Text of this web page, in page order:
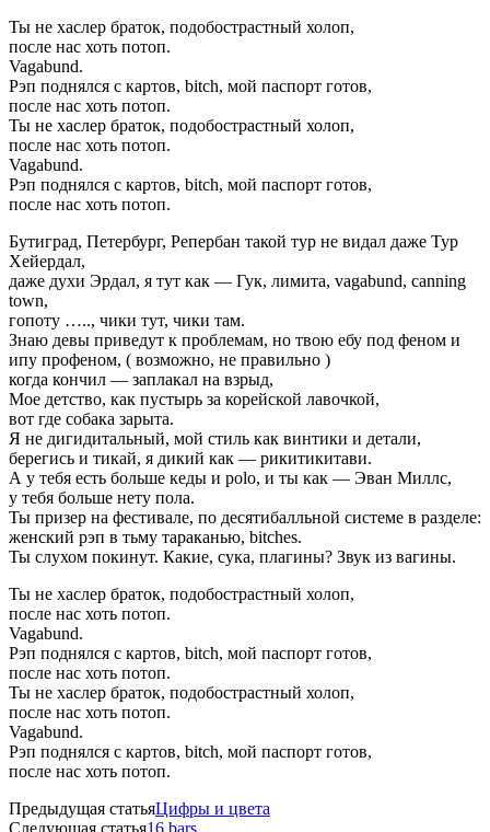
Ты не хаслер браток, подобострастный холоп,
после нас хоть потоп.
Vagabund.
Рэп поднялся с картов, bitch, мой паспорт готов,
после нас хоть потоп.
Ты не хаслер браток, подобострастный холоп,
после нас хоть потоп.
Vagabund.
Рэп поднялся с картов, bitch, мой паспорт готов,
после нас хоть потоп.
Бутиград, Петербург, Репербан такой тур не видал даже Тур
Хейердал,
даже духи Эрдал, я тут как — Гук, лимита, vagabund, canning
town,
гопоту ….., чики тут, чики там.
Знаю девы приведут к проблемам, но твою ебу под феном и
ипу профеном, ( возможно, не правильно )
когда кончил — заплакал на взрыд,
Мое детство, как пустырь за корейской лавочкой,
вот где собака зарыта.
Я не дигидитальный, мой стиль как винтики и детали,
берегись и тикай, я дикий как — рикитикитави.
А у тебя есть больше кеды и polo, и ты как — Эван Миллс,
у тебя больше нету пола.
Ты призер на фестивале, по десятибалльной системе в разделе:
женский рэп в тьму тараканью, bitches.
Ты слухом покинут. Какие, сука, плагины? Звук из вагины.
Ты не хаслер браток, подобострастный холоп,
после нас хоть потоп.
Vagabund.
Рэп поднялся с картов, bitch, мой паспорт готов,
после нас хоть потоп.
Ты не хаслер браток, подобострастный холоп,
после нас хоть потоп.
Vagabund.
Рэп поднялся с картов, bitch, мой паспорт готов,
после нас хоть потоп.
Предыдущая статьяЦифры и цвета
Следующая статья16 bars